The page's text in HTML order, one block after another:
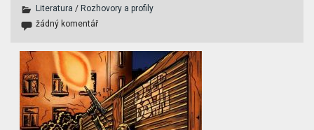
Literatura /Rozhovory a profily
žádný komentář